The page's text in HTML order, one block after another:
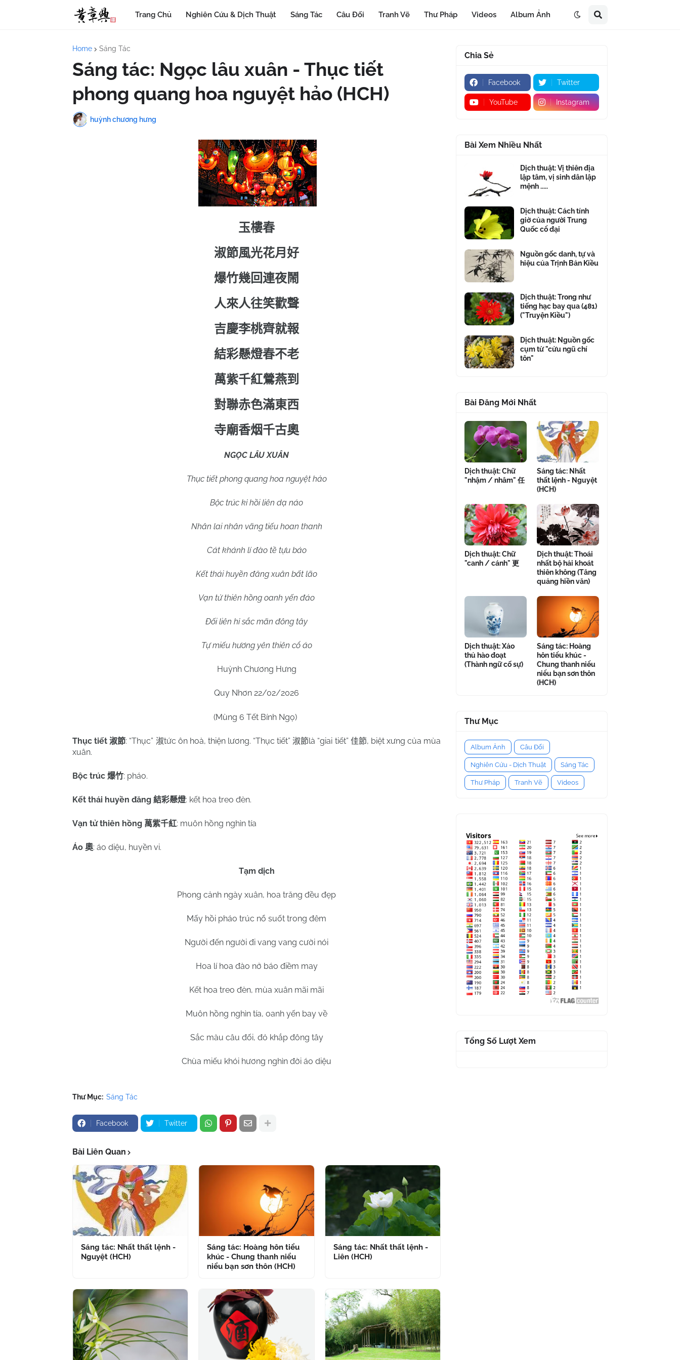
Trang Chủ Nghiên Cứu & Dịch Thuật Sáng Tác Câu Đối Tranh Vẽ Thư Pháp Videos Album Ảnh
Home Sáng Tác
Sáng tác: Ngọc lâu xuân - Thục tiết
phong quang hoa nguyệt hảo (HCH)
huỳnh chương hưng
玉樓春
淑節風光花月好
爆竹幾回連夜鬧
人來人往笑歡聲
吉慶李桃齊就報
結彩懸燈春不老
萬紫千紅鶯燕到
對聯赤色滿東西
寺廟香烟千古奧
NGỌC LÂU XUÂN
Thục tiết phong quang hoa nguyệt hảo
Bộc trúc kỉ hồi liên dạ náo
Nhân lai nhân vãng tiếu hoan thanh
Cát khánh lí đào tề tựu báo
Kết thái huyền đăng xuân bất lão
Vạn tử thiên hồng oanh yến đáo
Đối liên hỉ sắc mãn đông tây
Tự miếu hương yên thiên cổ áo
Huỳnh Chương Hưng
Quy Nhơn 22/02/2026
(Mùng 6 Tết Bính Ngọ)
Thục tiết淑節: “Thục” 淑tức ôn hoà, thiện lương. “Thục tiết” 淑節là “giai tiết” 佳節, biệt xưng của mùa
xuân.
Bộc trúc 爆竹: pháo.
Kết thái huyền đăng 結彩懸燈: kết hoa treo đèn.
Vạn tử thiên hồng 萬紫千紅: muôn hồng nghìn tía
Áo 奧: áo diệu, huyền vi.
Tạm dịch
Phong cảnh ngày xuân, hoa trăng đều đẹp
Mấy hồi pháo trúc nổ suốt trong đêm
Người đến người đi vang vang cười nói
Hoa lí hoa đào nở báo điềm may
Kết hoa treo đèn, mùa xuân mãi mãi
Muôn hồng nghìn tía, oanh yến bay về
Sắc màu câu đối, đỏ khắp đông tây
Chùa miếu khói hương nghìn đời áo diệu
Thư Mục: Sáng Tác
Facebook Twitter
Bài Liên Quan
Sáng tác: Nhất thất lệnh -
Nguyệt (HCH)
Sáng tác: Hoàng hôn tiểu
khúc - Chung thanh niểu
niểu bạn sơn thôn (HCH)
Sáng tác: Nhất thất lệnh -
Liên (HCH)
Chia Sẻ
Facebook Twitter
YouTube Instagram
Bài Xem Nhiều Nhất
Dịch thuật: Vị thiên địa
lập tâm, vị sinh dân lập
mệnh .....
Dịch thuật: Cách tính
giờ của người Trung
Quốc cổ đại
Nguồn gốc danh, tự và
hiệu của Trịnh Bản Kiều
Dịch thuật: Trong như
tiếng hạc bay qua (481)
("Truyện Kiều")
Dịch thuật: Nguồn gốc
cụm từ "cửu ngũ chí
tôn"
Bài Đăng Mới Nhất
Dịch thuật: Chữ
"nhậm / nhâm" 任
Sáng tác: Nhất
thất lệnh - Nguyệt
(HCH)
Dịch thuật: Chữ
"canh / cánh" 更
Dịch thuật: Thoái
nhất bộ hải khoát
thiên không (Tăng
quảng hiền văn)
Dịch thuật: Xảo
thủ hào đoạt
(Thành ngữ cố sự)
Sáng tác: Hoàng
hôn tiểu khúc -
Chung thanh niểu
niểu bạn sơn thôn
(HCH)
Thư Mục
Album Ảnh Câu Đối
Nghiên Cứu - Dịch Thuật Sáng Tác
Thư Pháp Tranh Vẽ Videos
Tổng Số Lượt Xem